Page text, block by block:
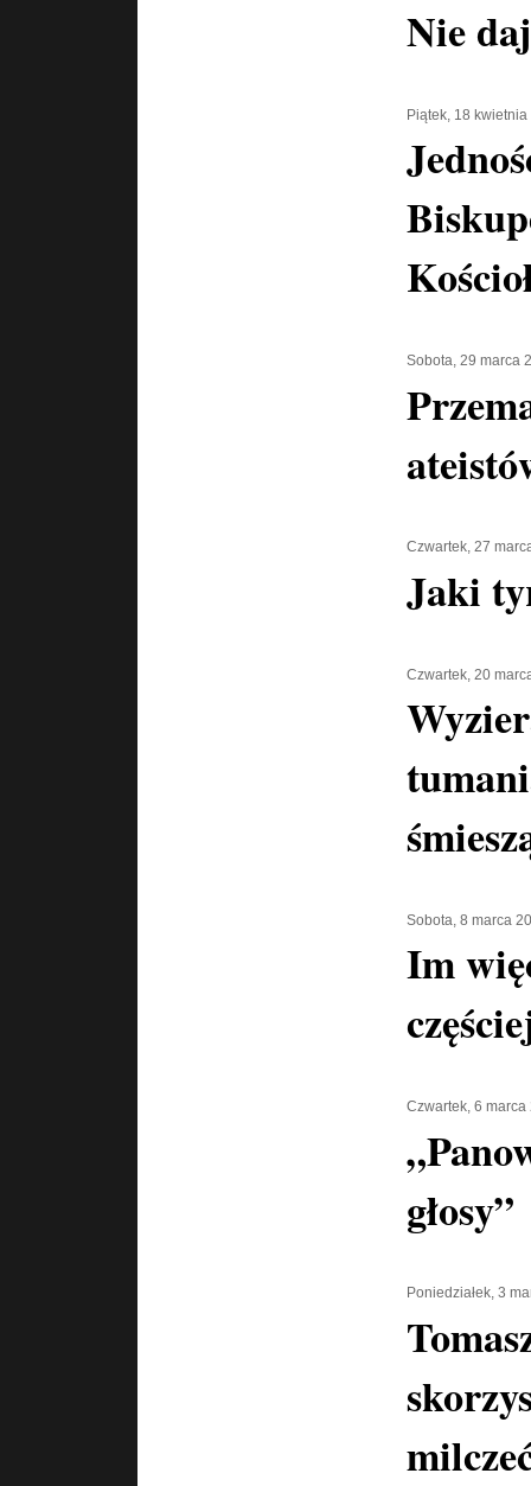
Nie
Piątek, 18
Sobota, 29 marca
Czwartek, 27
Jaki
Czwartek, 20
Sobota, 8 marca
Im
Czwartek, 6 marca
głosy”
Poniedziałek, 3